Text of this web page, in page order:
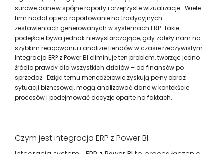
surowe dane w spójne raporty i przejrzyste wizualizacje. Wiele
firm nadal opiera raportowanie na tradycyjnych
zestawieniach generowanych w systemach ERP. Takie
podejście bywa jednak niewystarczające, gdy zależy nam na
szybkim reagowaniu i analizie trendów w czasie rzeczywistym.
Integracja ERP z Power BI eliminuje ten problem, tworząc jedno
źródło prawdy dla wszystkich działów – od finansów po
sprzedaż. Dzięki temu menedżerowie zyskują pełny obraz
sytuacji biznesowej, mogą analizować dane w kontekście
procesów i podejmować decyzje oparte na faktach.
Czym jest integracja ERP z Power BI